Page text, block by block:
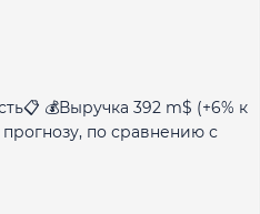
💰Выручка 392 m$ (+6% к
прогнозу, по сравнению с